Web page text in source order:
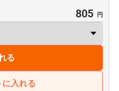
805
る
に入れる